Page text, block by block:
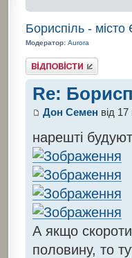
Бориспіль - місто
Модератор: Aurora
Відповісти
Re:
Дон Семен від
нарешті
А якщо
половину, то